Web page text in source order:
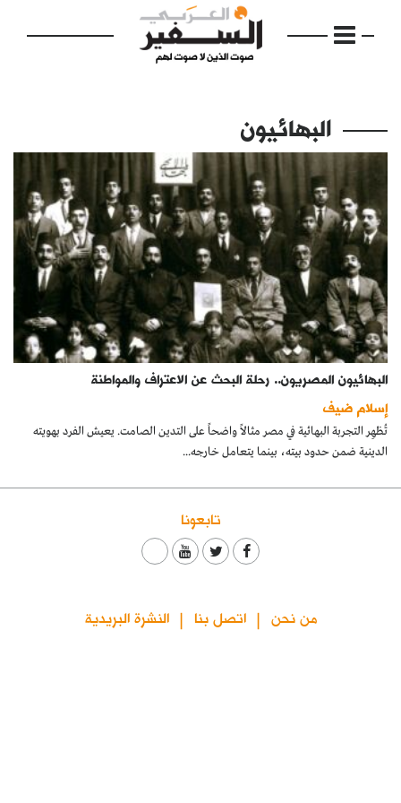
الرئيسية
مواضيع
إفتتاحية
فكرة
دفاتر
بالصورة
كتّابنا
الأرشيف
البهائيون
البهائيون المصريون.. رحلة البحث عن الاعتراف والمواطنة
إسلام ضيف
تُظهِر التجربة البهائية في مصر مثالاً واضحاً على التدين الصامت. يعيش الفرد بهويته
الدينية ضمن حدود بيته، بينما يتعامل خارجه...
تابعونا
من نحن اتصل بنا النشرة البريدية